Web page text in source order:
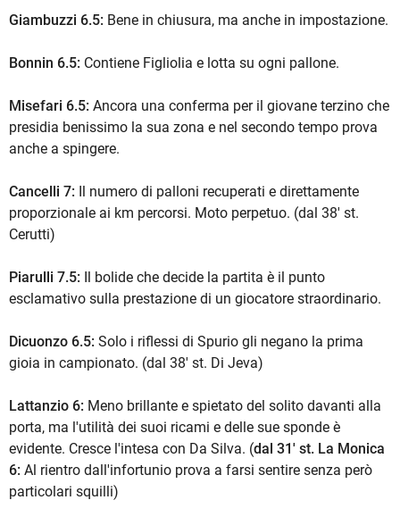
Giambuzzi 6.5: Bene in chiusura, ma anche in impostazione.
Bonnin 6.5: Contiene Figliolia e lotta su ogni pallone.
Misefari 6.5: Ancora una conferma per il giovane terzino che
presidia benissimo la sua zona e nel secondo tempo prova
anche a spingere.
Cancelli 7: Il numero di palloni recuperati e direttamente
proporzionale ai km percorsi. Moto perpetuo. (dal 38' st.
Cerutti)
Piarulli 7.5: Il bolide che decide la partita è il punto
esclamativo sulla prestazione di un giocatore straordinario.
Dicuonzo 6.5: Solo i riflessi di Spurio gli negano la prima
gioia in campionato. (dal 38' st. Di Jeva)
Lattanzio 6: Meno brillante e spietato del solito davanti alla
porta, ma l'utilità dei suoi ricami e delle sue sponde è
evidente. Cresce l'intesa con Da Silva. (dal 31' st. La Monica
6: Al rientro dall'infortunio prova a farsi sentire senza però
particolari squilli)